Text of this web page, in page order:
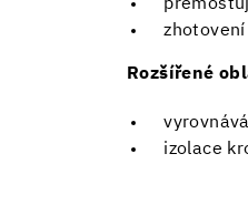
Rozšířené
izolace